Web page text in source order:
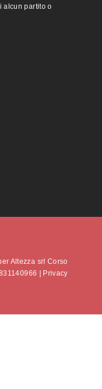
alcun partito o
Altezza srl Corso
| Privacy